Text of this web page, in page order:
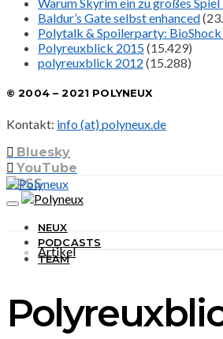
Baldur’s Gate selbst enhanced
Polytalk & Spoilerparty:
Polyreuxblick 2015(15.429)
polyreuxblick 2012 (15.288)
© 2004 – 2021 POLYNEUX
Kontakt: info (at) polyneux.de
Bluesky
YouTube
RSS
NEUX
PODCASTS
TEAM
Artikel